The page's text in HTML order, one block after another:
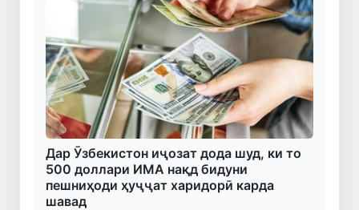
Дар Ӯзбекистон иҷозат дода шуд, ки то
500 доллари ИМА нақд бидуни
пешниҳоди ҳуҷҷат харидорӣ карда
шавад